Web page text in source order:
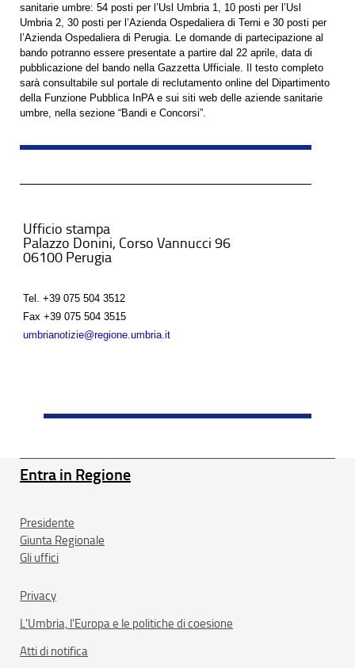
sanitarie umbre: 54 posti per l’Usl Umbria 1, 10 posti per l’Usl
Umbria 2, 30 posti per l’Azienda Ospedaliera di Terni e 30 posti per
l’Azienda Ospedaliera di Perugia. Le domande di partecipazione al
bando potranno essere presentate a partire dal 22 aprile, data di
pubblicazione del bando nella Gazzetta Ufficiale. Il testo completo
sarà consultabile sul portale di reclutamento online del Dipartimento
della Funzione Pubblica InPA e sui siti web delle aziende sanitarie
umbre, nella sezione “Bandi e Concorsi”.
Ufficio stampa
Palazzo Donini, Corso Vannucci 96
06100 Perugia
Tel. +39 075 504 3512
Fax +39 075 504 3515
umbrianotizie@regione.umbria.it
Entra in Regione
Presidente
Giunta Regionale
Gli uffici
Privacy
L'Umbria, l'Europa e le politiche di coesione
Atti di notifica